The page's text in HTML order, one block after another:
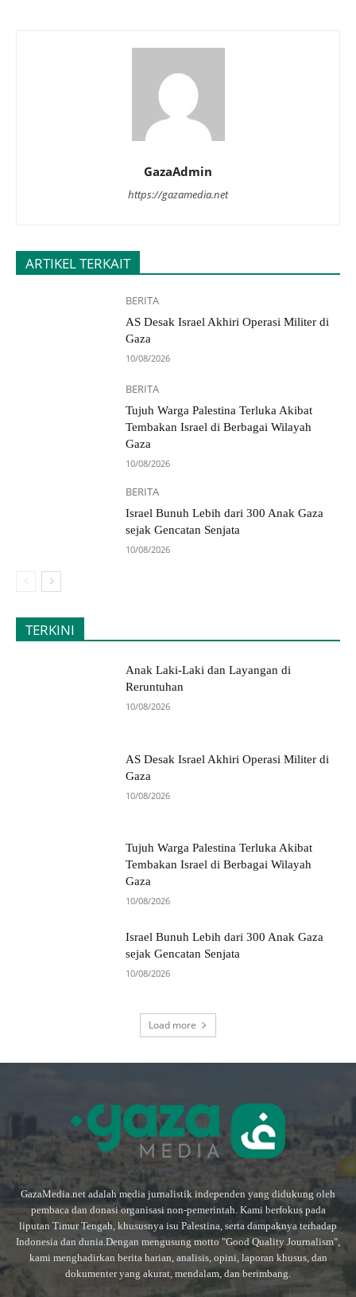
GazaAdmin
https://gazamedia.net
ARTIKEL TERKAIT
BERITA
AS Desak Israel Akhiri Operasi Militer di
Gaza
10/08/2026
BERITA
Tujuh Warga Palestina Terluka Akibat
Tembakan Israel di Berbagai Wilayah
Gaza
10/08/2026
BERITA
Israel Bunuh Lebih dari 300 Anak Gaza
sejak Gencatan Senjata
10/08/2026
TERKINI
Anak Laki-Laki dan Layangan di
Reruntuhan
10/08/2026
AS Desak Israel Akhiri Operasi Militer di
Gaza
10/08/2026
Tujuh Warga Palestina Terluka Akibat
Tembakan Israel di Berbagai Wilayah
Gaza
10/08/2026
Israel Bunuh Lebih dari 300 Anak Gaza
sejak Gencatan Senjata
10/08/2026
Load more
GazaMedia.net adalah media jurnalistik independen yang didukung oleh
pembaca dan donasi organisasi non-pemerintah. Kami berfokus pada
liputan Timur Tengah, khususnya isu Palestina, serta dampaknya terhadap
Indonesia dan dunia.Dengan mengusung motto "Good Quality Journalism",
kami menghadirkan berita harian, analisis, opini, laporan khusus, dan
dokumenter yang akurat, mendalam, dan berimbang.